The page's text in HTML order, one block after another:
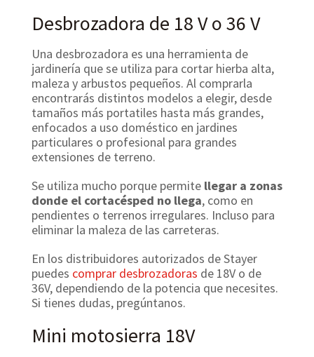
Desbrozadora de 18 V o 36 V
Una desbrozadora es una herramienta de
jardinería que se utiliza para cortar hierba alta,
maleza y arbustos pequeños. Al comprarla
encontrarás distintos modelos a elegir, desde
tamaños más portatiles hasta más grandes,
enfocados a uso doméstico en jardines
particulares o profesional para grandes
extensiones de terreno.
Se utiliza mucho porque permite llegar a zonas
donde el cortacésped no llega, como en
pendientes o terrenos irregulares. Incluso para
eliminar la maleza de las carreteras.
En los distribuidores autorizados de Stayer
puedes comprar desbrozadoras de 18V o de
36V, dependiendo de la potencia que necesites.
Si tienes dudas, pregúntanos.
Mini motosierra 18V